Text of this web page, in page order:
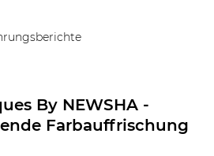
By NEWSHA -
Farbauffrischung